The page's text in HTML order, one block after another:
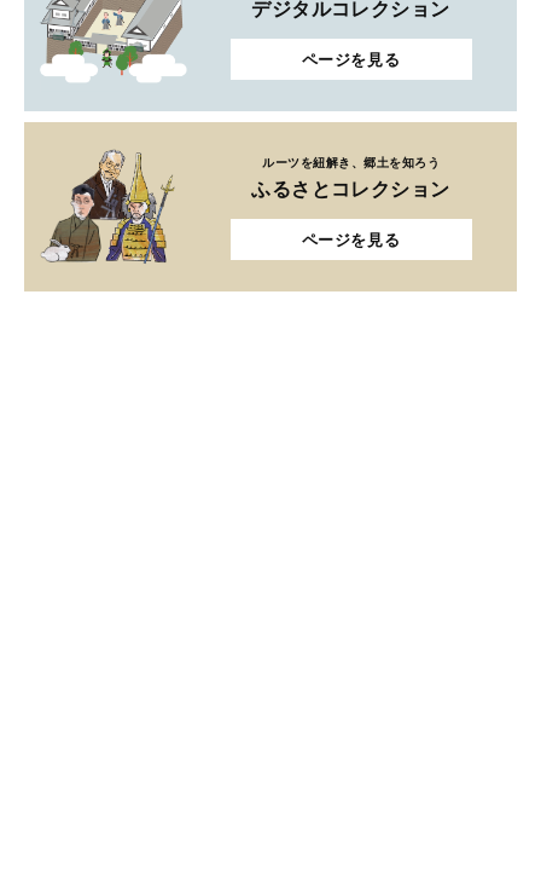
デジタルコレクション
ページを見る
ルーツを紐解き、郷土を知ろう
ふるさとコレクション
ページを見る